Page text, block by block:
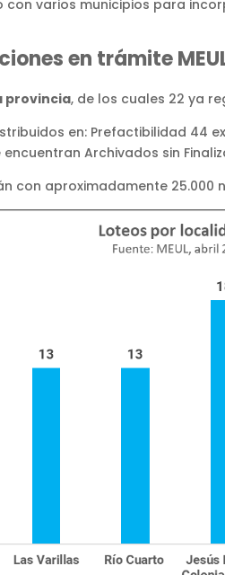
con varios municipios para
en trámite
provincia, de los cuales 22 ya
en: Prefactibilidad 44
Archivados sin
con aproximadamente 25.000